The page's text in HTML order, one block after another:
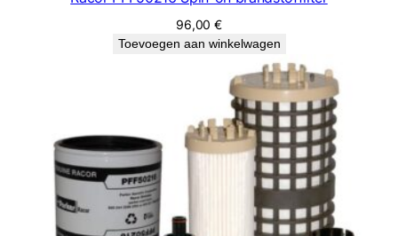
96,00€
Toevoegen aan winkelwagen